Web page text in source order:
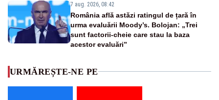
7 aug. 2026, 08:42
România află astăzi ratingul de țară în
urma evaluării Moody’s. Bolojan: „Trei
sunt factorii-cheie care stau la baza
acestor evaluări”
URMĂREȘTE-NE PE